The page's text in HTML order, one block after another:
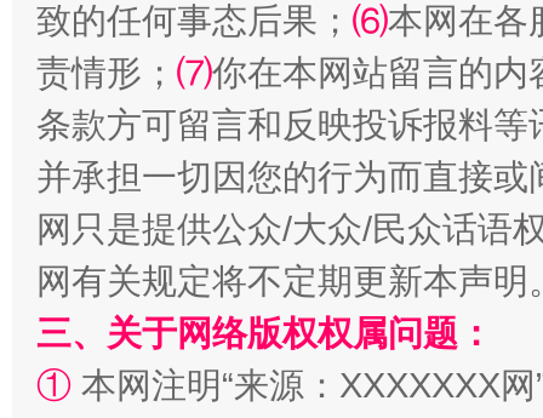
阿坝州三大球赛在茂县开幕 规模
国家大学科技园优化重塑工作
致的任何事态后果； ⑹本网在各
责情形； ⑺你在本网站留言的内
条款方可留言和反映投诉报料
并承担一切因您的行为而直接
网只是提供公众/大众/民众话语
网有关规定将不定期更新本声明
三、关于网络版权权属问题：
① 本网注明“来源：XXXXXXX